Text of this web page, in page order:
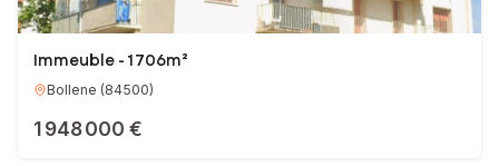
Immeuble - 1 706m²
Bollene (84500)
1 948 000 €